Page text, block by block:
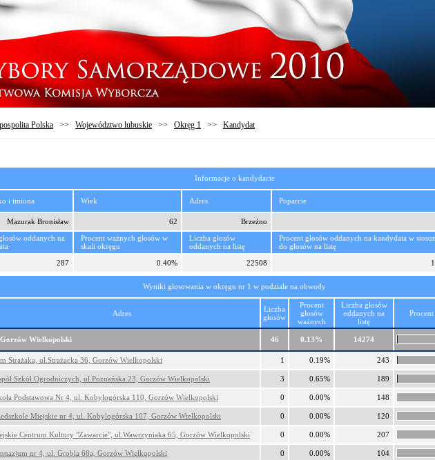
Polska >> Województwo lubuskie >> Okręg 1 >> Kandydat
Informacje o kandydacie
i imiona Wiek Adres Poparcie
Mazurak Bronisław
62 Brzeźno
oddanych na
Procent ważnych głosów w
skali okręgu
Liczba głosów
oddanych na listę
Procent głosów oddanych na kandydata w
do głosów na listę
287 0.40% 22508
Wyniki głosowania w okręgu nr 1 w podziale na obwody
Adres
Liczba
głosów
Procent
głosów
ważnych
Liczba głosów
oddanych na
listę
Procent
Wielkopolski 46 0.13% 14274
Strażaka, ul.Strażacka 36, Gorzów Wielkopolski 1 0.19% 243
Szkół Ogrodniczych, ul.Poznańska 23, Gorzów Wielkopolski 3 0.65% 189
Podstawowa Nr 4, ul. Kobylogórska 110, Gorzów Wielkopolski 0 0.00% 148
Miejskie nr 4, ul. Kobylogórska 107, Gorzów Wielkopolski 0 0.00% 120
Centrum Kultury "Zawarcie", ul.Wawrzyniaka 65, Gorzów Wielkopolski 0 0.00% 207
nr 4, ul. Grobla 68a, Gorzów Wielkopolski 0 0.00% 104